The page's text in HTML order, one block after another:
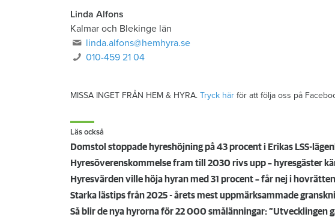
Linda Alfons
Kalmar och Blekinge län
linda.alfons@hemhyra.se
010-459 21 04
MISSA INGET FRÅN HEM & HYRA. Tryck här för att följa oss på
Läs också
Domstol stoppade hyreshöjning på 43 procent i Erikas LSS-
Hyresöverenskommelse fram till 2030 rivs upp – hyresgäster
Hyresvärden ville höja hyran med 31 procent – får nej i hovrätten
Starka lästips från 2025 - årets mest uppmärksammade
Så blir de nya hyrorna för 22 000 smålänningar: ”Utvecklingen